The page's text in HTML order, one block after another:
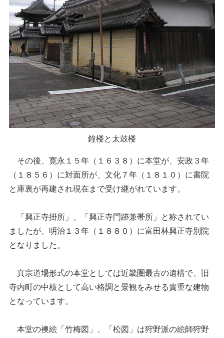
鐘楼と太鼓楼
その後、寛永１５年（１６３８）に本堂が、安政３年
（１８５６）に対面所が、文化７年（１８１０）に書院
と庫裏が再建され現在まで受け継がれています。
「興正寺掛所」、「興正寺門跡兼帯所」と称されてい
ましたが、明治１３年（１８８０）に富田林興正寺別院
となりました。
真宗道場形式の本堂としては近畿圏最古の遺構で、旧
寺内町の中核として高い格調と景観をみせる貴重な建物
となっています。
本堂の襖絵「竹梅図」、「松図」は狩野派の絵師狩野